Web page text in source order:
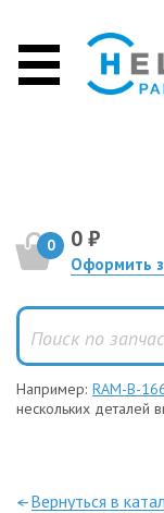
0 0 ₽
Оформить
Например: RAM-B-
нескольких деталей
—Вернуться в